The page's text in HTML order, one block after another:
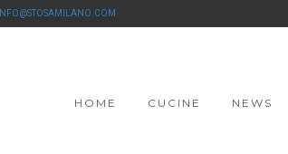
INFO@STOSAMILANO.COM
HOME CUCINE NEWS